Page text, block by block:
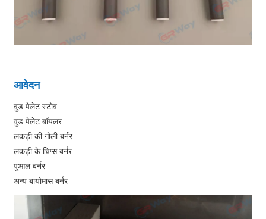
आवेदन
वुड पेलेट स्टोव
वुड पेलेट बॉयलर
लकड़ी की गोली बर्नर
लकड़ी के चिप्स बर्नर
पुआल बर्नर
अन्य बायोमास बर्नर